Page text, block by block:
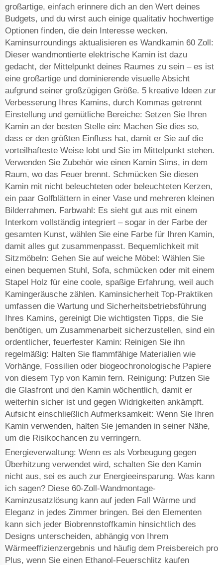
großartige, einfach erinnere dich an den Wert deines
Budgets, und du wirst auch einige qualitativ hochwertige
Optionen finden, die dein Interesse wecken.
Kaminsurroundings aktualisieren es Wandkamin 60 Zoll:
Dieser wandmontierte elektrische Kamin ist dazu
gedacht, der Mittelpunkt deines Raumes zu sein – es ist
eine großartige und dominierende visuelle Absicht
aufgrund seiner großzügigen Größe. 5 kreative Ideen zur
Verbesserung Ihres Kamins, durch Kommas getrennt
Einstellung und gemütliche Bereiche: Setzen Sie Ihren
Kamin an der besten Stelle ein: Machen Sie dies so,
dass er den größten Einfluss hat, damit er Sie auf die
vorteilhafteste Weise lobt und Sie im Mittelpunkt stehen.
Verwenden Sie Zubehör wie einen Kamin Sims, in dem
Raum, wo das Feuer brennt. Schmücken Sie diesen
Kamin mit nicht beleuchteten oder beleuchteten Kerzen,
ein paar Golfblättern in einer Vase und mehreren kleinen
Bilderrahmen. Farbwahl: Es sieht gut aus mit einem
Interkom vollständig integriert – sogar in der Farbe der
gesamten Kunst, wählen Sie eine Farbe für Ihren Kamin,
damit alles gut zusammenpasst. Bequemlichkeit mit
Sitzmöbeln: Gehen Sie auf weiche Möbel: Wählen Sie
einen bequemen Stuhl, Sofa, schmücken oder mit einem
Stapel Holz für eine coole, spaßige Erfahrung, weil auch
Kamingeräusche zählen. Kaminsicherheit Top-Praktiken
umfassen die Wartung und Sicherheitsbetriebsführung
Ihres Kamins, gereinigt Die wichtigsten Tipps, die Sie
benötigen, um Zusammenarbeit sicherzustellen, sind ein
ordentlicher, feuerfester Kamin: Reinigen Sie ihn
regelmäßig: Halten Sie flammfähige Materialien wie
Vorhänge, Fossilien oder biogeochronologische Papiere
von diesem Typ von Kamin fern. Reinigung: Putzen Sie
die Glasfront und den Kamin wöchentlich, damit er
weiterhin sicher ist und gegen Widrigkeiten ankämpft.
Aufsicht einschließlich Aufmerksamkeit: Wenn Sie Ihren
Kamin verwenden, halten Sie jemanden in seiner Nähe,
um die Risikochancen zu verringern.
Energieverwaltung: Wenn es als Vorbeugung gegen
Überhitzung verwendet wird, schalten Sie den Kamin
nicht aus, sei es auch zur Energieeinsparung. Was kann
ich sagen? Diese 60-Zoll-Wandmontage-
Kaminzusatzlösung kann auf jeden Fall Wärme und
Eleganz in jedes Zimmer bringen. Bei den Elementen
kann sich jeder Biobrennstoffkamin hinsichtlich des
Designs unterscheiden, abhängig von Ihrem
Wärmeeffizienzergebnis und häufig dem Preisbereich pro
Plus, wenn Sie einen Ethanol-Feuerschlitz kaufen